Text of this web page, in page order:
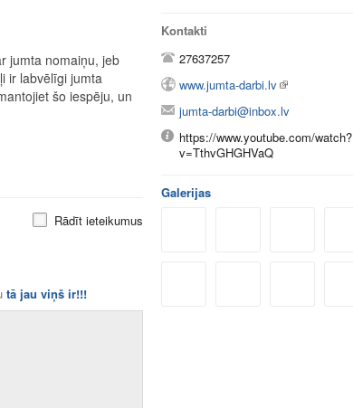
jumta nomaiņu, jeb
ir labvēlīgi jumta
šo iespēju, un
Rādīt ieteikumus
tā jau viņš ir!!!
Kontakti
27637257
www.jumta-darbi.lv
jumta-darbi@inbox.lv
https://www.youtube.com/watch?
v=TthvGHGHVaQ
Galerijas